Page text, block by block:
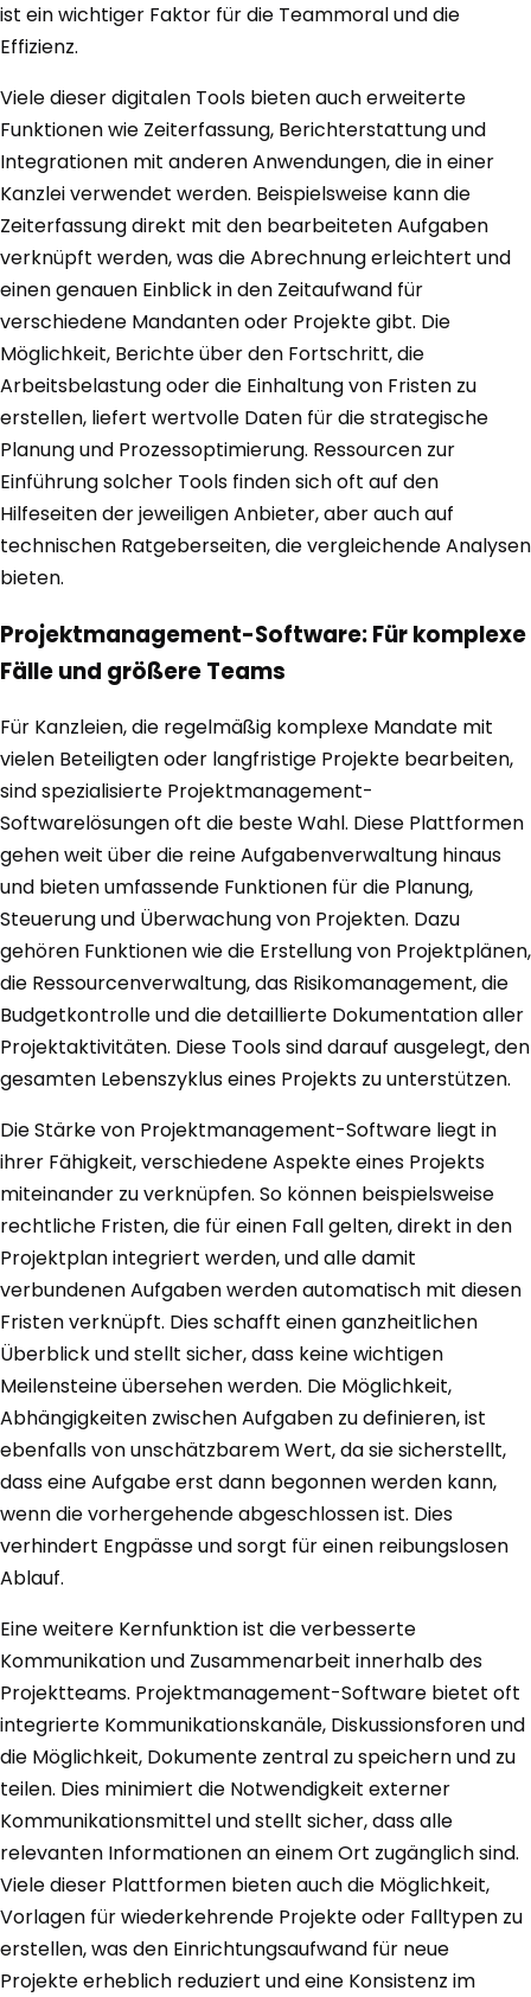
ist ein wichtiger Faktor für die Teammoral und die
Effizienz.
Viele dieser digitalen Tools bieten auch erweiterte
Funktionen wie Zeiterfassung, Berichterstattung und
Integrationen mit anderen Anwendungen, die in einer
Kanzlei verwendet werden. Beispielsweise kann die
Zeiterfassung direkt mit den bearbeiteten Aufgaben
verknüpft werden, was die Abrechnung erleichtert und
einen genauen Einblick in den Zeitaufwand für
verschiedene Mandanten oder Projekte gibt. Die
Möglichkeit, Berichte über den Fortschritt, die
Arbeitsbelastung oder die Einhaltung von Fristen zu
erstellen, liefert wertvolle Daten für die strategische
Planung und Prozessoptimierung. Ressourcen zur
Einführung solcher Tools finden sich oft auf den
Hilfeseiten der jeweiligen Anbieter, aber auch auf
technischen Ratgeberseiten, die vergleichende Analysen
bieten.
Projektmanagement-Software: Für komplexe
Fälle und größere Teams
Für Kanzleien, die regelmäßig komplexe Mandate mit
vielen Beteiligten oder langfristige Projekte bearbeiten,
sind spezialisierte Projektmanagement-
Softwarelösungen oft die beste Wahl. Diese Plattformen
gehen weit über die reine Aufgabenverwaltung hinaus
und bieten umfassende Funktionen für die Planung,
Steuerung und Überwachung von Projekten. Dazu
gehören Funktionen wie die Erstellung von Projektplänen,
die Ressourcenverwaltung, das Risikomanagement, die
Budgetkontrolle und die detaillierte Dokumentation aller
Projektaktivitäten. Diese Tools sind darauf ausgelegt, den
gesamten Lebenszyklus eines Projekts zu unterstützen.
Die Stärke von Projektmanagement-Software liegt in
ihrer Fähigkeit, verschiedene Aspekte eines Projekts
miteinander zu verknüpfen. So können beispielsweise
rechtliche Fristen, die für einen Fall gelten, direkt in den
Projektplan integriert werden, und alle damit
verbundenen Aufgaben werden automatisch mit diesen
Fristen verknüpft. Dies schafft einen ganzheitlichen
Überblick und stellt sicher, dass keine wichtigen
Meilensteine übersehen werden. Die Möglichkeit,
Abhängigkeiten zwischen Aufgaben zu definieren, ist
ebenfalls von unschätzbarem Wert, da sie sicherstellt,
dass eine Aufgabe erst dann begonnen werden kann,
wenn die vorhergehende abgeschlossen ist. Dies
verhindert Engpässe und sorgt für einen reibungslosen
Ablauf.
Eine weitere Kernfunktion ist die verbesserte
Kommunikation und Zusammenarbeit innerhalb des
Projektteams. Projektmanagement-Software bietet oft
integrierte Kommunikationskanäle, Diskussionsforen und
die Möglichkeit, Dokumente zentral zu speichern und zu
teilen. Dies minimiert die Notwendigkeit externer
Kommunikationsmittel und stellt sicher, dass alle
relevanten Informationen an einem Ort zugänglich sind.
Viele dieser Plattformen bieten auch die Möglichkeit,
Vorlagen für wiederkehrende Projekte oder Falltypen zu
erstellen, was den Einrichtungsaufwand für neue
Projekte erheblich reduziert und eine Konsistenz im